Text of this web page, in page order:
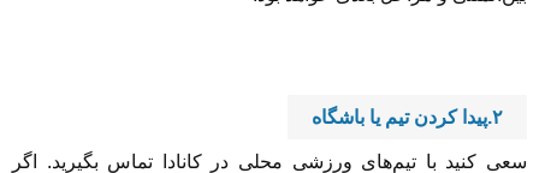
۲.پیدا کردن تیم یا باشگاه
سعی کنید با تیم‌های ورزشی محلی در کانادا تماس بگیرید. اگر